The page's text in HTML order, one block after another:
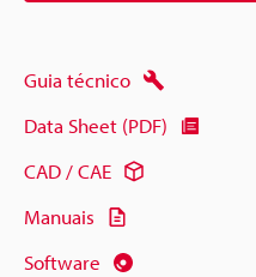
Guia técnico
Data Sheet (PDF)
CAD / CAE
Manuais
Software